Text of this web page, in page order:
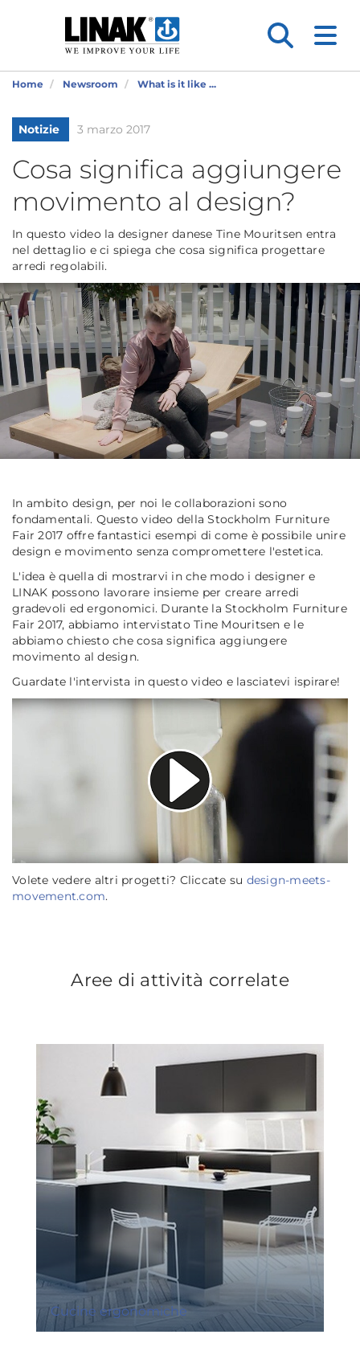
Home Newsroom What is it like ...
Notizie 3 marzo 2017
Cosa significa aggiungere
movimento al design?
In questo video la designer danese Tine Mouritsen entra
nel dettaglio e ci spiega che cosa significa progettare
arredi regolabili.
In ambito design, per noi le collaborazioni sono
fondamentali. Questo video della Stockholm Furniture
Fair 2017 offre fantastici esempi di come è possibile unire
design e movimento senza compromettere l'estetica.
L'idea è quella di mostrarvi in che modo i designer e
LINAK possono lavorare insieme per creare arredi
gradevoli ed ergonomici. Durante la Stockholm Furniture
Fair 2017, abbiamo intervistato Tine Mouritsen e le
abbiamo chiesto che cosa significa aggiungere
movimento al design.
Guardate l'intervista in questo video e lasciatevi ispirare!
Volete vedere altri progetti? Cliccate su design-meets-
movement.com.
Aree di attività correlate
Cucine ergonomiche